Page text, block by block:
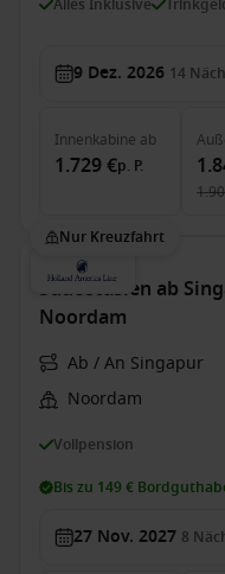
9 Dez. 2026 14
Innenkabine ab
1.729 €p. P.
Nur Kreuzfahrt
Südostasien ab
Noordam
Ab / An Singapur
Noordam
Vollpension
Bis zu 149 €
27 Nov. 2027 8